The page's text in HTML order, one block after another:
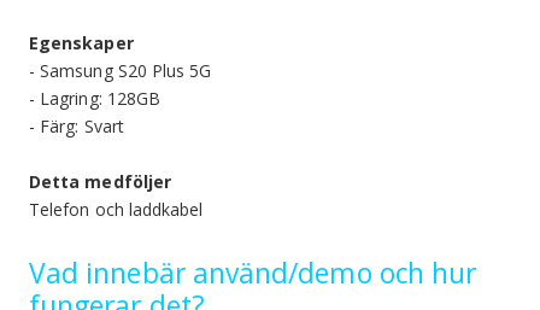
Egenskaper
- Samsung S20 Plus 5G
- Lagring: 128GB
- Färg: Svart
Detta medföljer
Telefon och laddkabel
Vad innebär använd/demo och hur